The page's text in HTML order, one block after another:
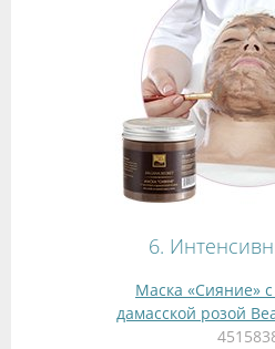
6.
Маска «Сияние»
дамасской розой